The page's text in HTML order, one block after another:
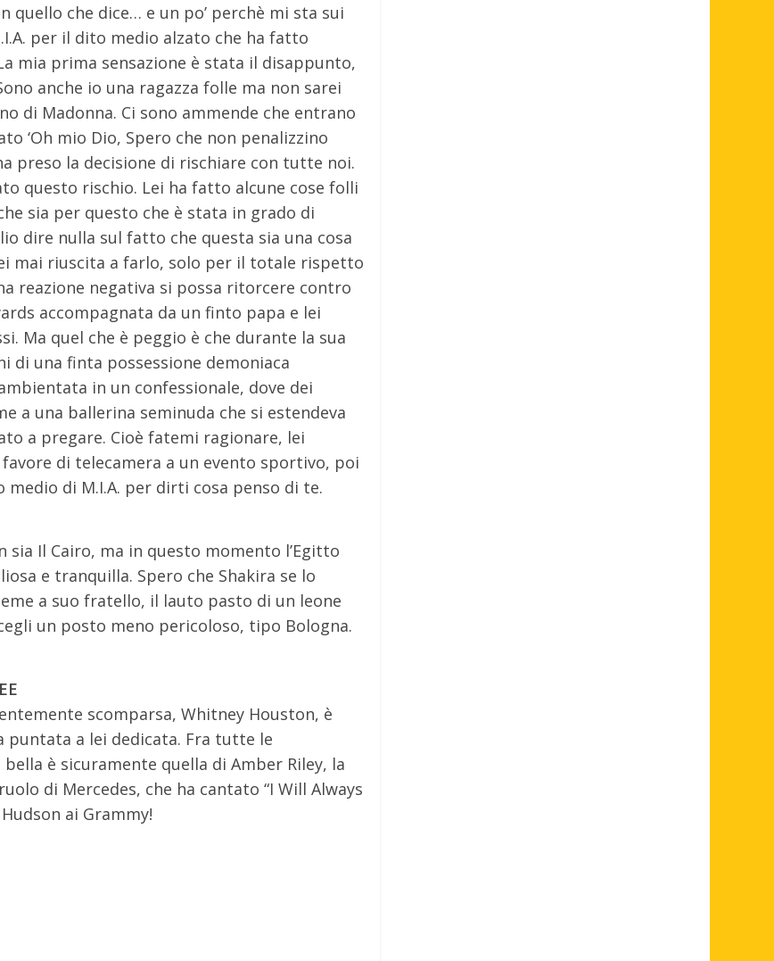
quello che dice… e un po’ perchè mi sta sui
per il dito medio alzato che ha fatto
mia prima sensazione è stata il disappunto,
anche io una ragazza folle ma non sarei
di Madonna. Ci sono ammende che entrano
‘Oh mio Dio, Spero che non penalizzino
preso la decisione di rischiare con tutte noi.
questo rischio. Lei ha fatto alcune cose folli
sia per questo che è stata in grado di
dire nulla sul fatto che questa sia una cosa
mai riuscita a farlo, solo per il totale rispetto
reazione negativa si possa ritorcere contro
accompagnata da un finto papa e lei
Ma quel che è peggio è che durante la sua
di una finta possessione demoniaca
in un confessionale, dove dei
a una ballerina seminuda che si estendeva
a pregare. Cioè fatemi ragionare, lei
di telecamera a un evento sportivo, poi
di M.I.A. per dirti cosa penso di te.
sia Il Cairo, ma in questo momento l’Egitto
e tranquilla. Spero che Shakira se lo
a suo fratello, il lauto pasto di un leone
un posto meno pericoloso, tipo Bologna.
scomparsa, Whitney Houston, è
puntata a lei dedicata. Fra tutte le
è sicuramente quella di Amber Riley, la
di Mercedes, che ha cantato “I Will Always
ai Grammy!